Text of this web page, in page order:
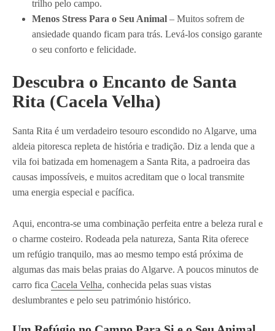
trilho pelo campo.
Menos Stress Para o Seu Animal – Muitos sofrem de
ansiedade quando ficam para trás. Levá-los consigo garante
o seu conforto e felicidade.
Descubra o Encanto de Santa
Rita (Cacela Velha)
Santa Rita é um verdadeiro tesouro escondido no Algarve, uma
aldeia pitoresca repleta de história e tradição. Diz a lenda que a
vila foi batizada em homenagem a Santa Rita, a padroeira das
causas impossíveis, e muitos acreditam que o local transmite
uma energia especial e pacífica.
Aqui, encontra-se uma combinação perfeita entre a beleza rural e
o charme costeiro. Rodeada pela natureza, Santa Rita oferece
um refúgio tranquilo, mas ao mesmo tempo está próxima de
algumas das mais belas praias do Algarve. A poucos minutos de
carro fica Cacela Velha, conhecida pelas suas vistas
deslumbrantes e pelo seu património histórico.